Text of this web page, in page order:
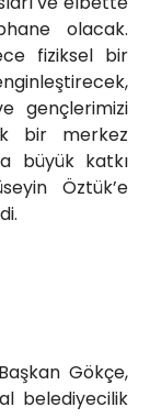
olacak.
fiziksel bir
gençlerimizi
bir merkez
büyük katkı
Öztük’e
Gökçe,
belediyecilik